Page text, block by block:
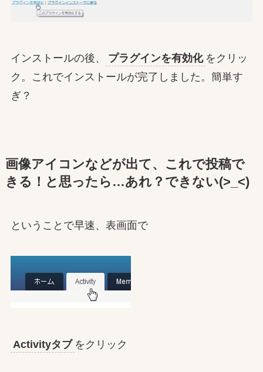
インストールの後、 プラグインを有効化 をクリッ
ク。これでインストールが完了しました。簡単す
ぎ？
画像アイコンなどが出て、これで投稿で
きる！と思ったら…あれ？できない(>_<)
ということで早速、表画面で
Activityタブ をクリック